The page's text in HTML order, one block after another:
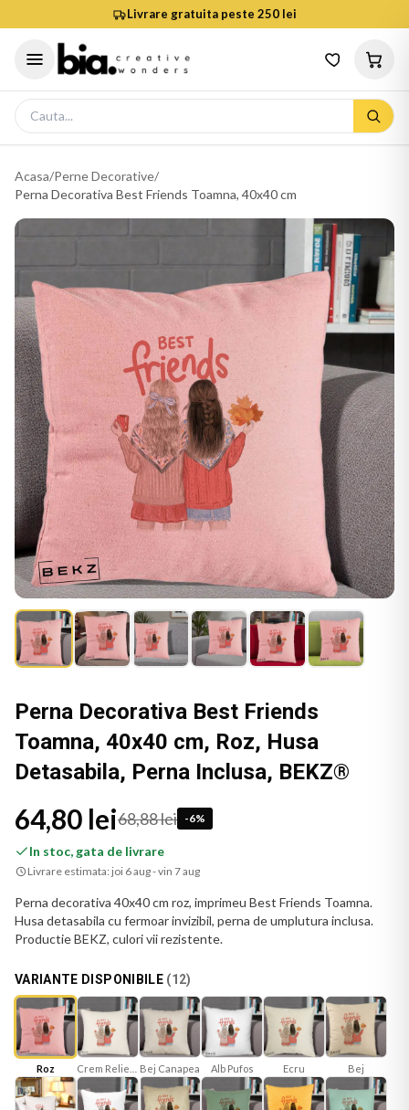
Livrare gratuita peste 250 lei
Acasa/Perne Decorative/
Perna Decorativa Best Friends Toamna, 40x40 cm
Perna Decorativa Best Friends
Toamna, 40x40 cm, Roz, Husa
Detasabila, Perna Inclusa, BEKZ®
64,80 lei68,88 lei -6%
In stoc, gata de livrare
Livrare estimata: joi 6 aug - vin 7 aug
Perna decorativa 40x40 cm roz, imprimeu Best Friends Toamna.
Husa detasabila cu fermoar invizibil, perna de umplutura inclusa.
Productie BEKZ, culori vii rezistente.
VARIANTE DISPONIBILE (12)
Roz Bej Canapea Alb Pufos Ecru Bej